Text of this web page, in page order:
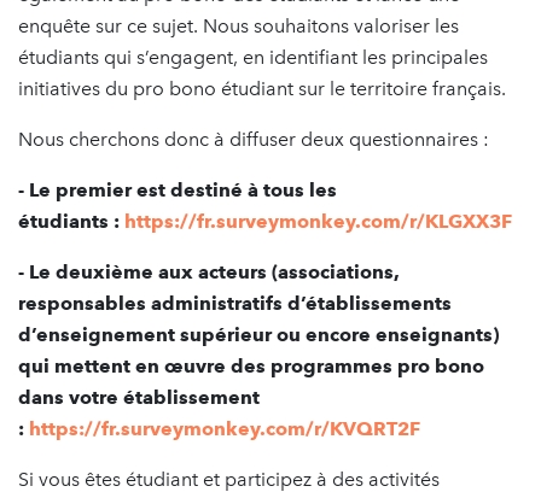
enquête sur ce sujet. Nous souhaitons valoriser les
étudiants qui s’engagent, en identifiant les principales
initiatives du pro bono étudiant sur le territoire français.
Nous cherchons donc à diffuser deux questionnaires :
- Le premier est destiné à tous les
étudiants : https://fr.surveymonkey.com/r/KLGXX3F
- Le deuxième aux acteurs (associations,
responsables administratifs d’établissements
d’enseignement supérieur ou encore enseignants)
qui mettent en œuvre des programmes pro bono
dans votre établissement
: https://fr.surveymonkey.com/r/KVQRT2F
Si vous êtes étudiant et participez à des activités